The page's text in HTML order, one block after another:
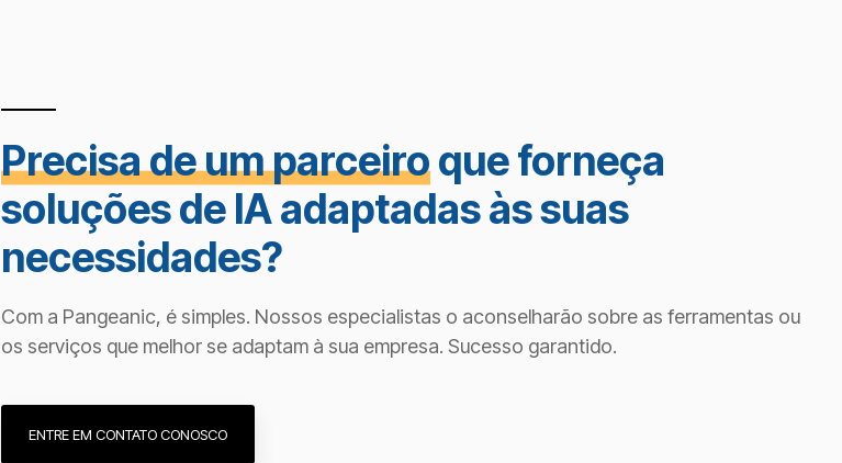
Precisa de um parceiroque forneça
soluções de IA adaptadas às suas
necessidades?
Com a Pangeanic, é simples. Nossos especialistas o aconselharão sobre as ferramentas ou
os serviços que melhor se adaptam à sua empresa. Sucesso garantido.
ENTRE EM CONTATO CONOSCO